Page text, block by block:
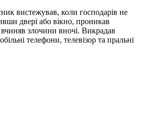
вистежував, коли господарів не
двері або вікно, проникав
злочини вночі. Викрадав
телефони, телевізор та пральні